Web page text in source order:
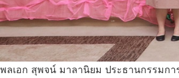
พลเอก สุพจน์ มาลานิยม ประธานกรรมกา